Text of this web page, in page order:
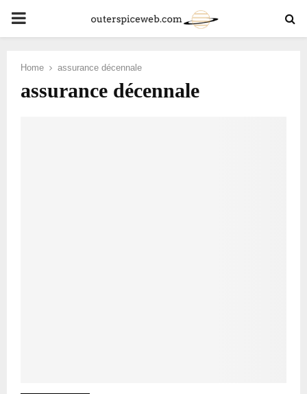
PRIMARY
Home assurance décennale
assurance décennale